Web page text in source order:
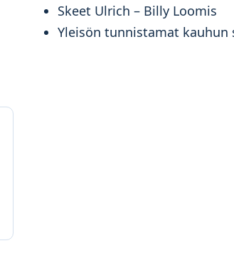
Skeet Ulrich – Billy Loomis
Yleisön tunnistamat kauhun